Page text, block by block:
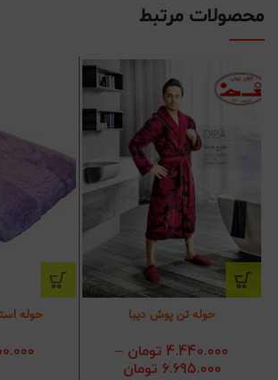
محصولات مرتبط
حوله تن پوش دیبا
4.440.000 تومان –
6.695.000 تومان
حوله